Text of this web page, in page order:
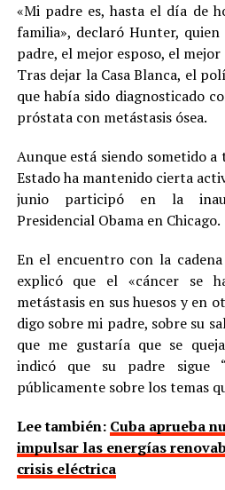
«Mi padre es, hasta el día de
familia», declaró Hunter, quien
padre, el mejor esposo, el mejor
Tras dejar la Casa Blanca, el
que había sido diagnosticado
próstata con metástasis ósea.
Aunque está siendo sometido
Estado ha mantenido cierta
junio participó en la
Presidencial Obama en Chicago.
En el encuentro con la
explicó que el «cáncer se
metástasis en sus huesos y en
digo sobre mi padre, sobre su
que me gustaría que se
indicó que su padre sigue
públicamente sobre los temas
Lee también: Cuba aprueba
impulsar las energías
crisis eléctrica